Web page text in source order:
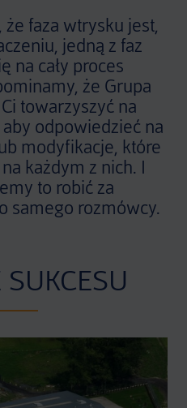
faza wtrysku jest,
jedną z faz
na cały proces
że Grupa
towarzyszyć na
odpowiedzieć na
modyfikacje, które
każdym z nich. I
to robić za
samego rozmówcy.